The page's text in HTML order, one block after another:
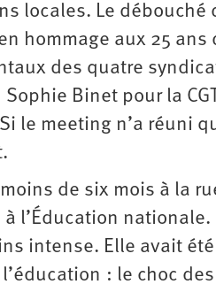
locales. Le
hommage aux 25
des quatre
Sophie Binet pour la CGT
le meeting n’a réuni
de six mois à la
à l’Éducation
intense. Elle avait
: le choc